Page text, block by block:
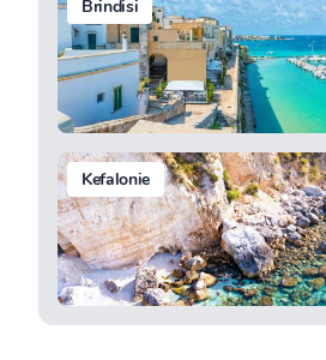
Brindisi
Kefalonie